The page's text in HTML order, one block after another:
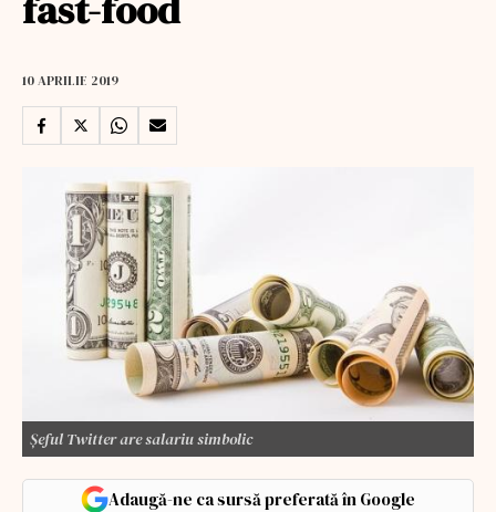
10 APRILIE 2019
Șeful Twitter are salariu simbolic
Adaugă-ne ca sursă preferată în Google